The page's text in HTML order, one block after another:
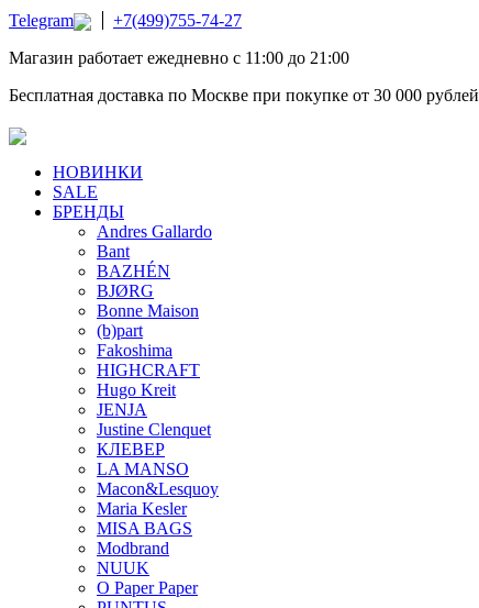
Telegram
+7(499)755-74-27
Магазин работает ежедневно с 11:00 до 21:00
Бесплатная доставка по Москве при покупке от 30 000 рублей
НОВИНКИ
SALE
БРЕНДЫ
Andres Gallardo
Bant
BAZHÉN
BJØRG
Bonne Maison
(b)part
Fakoshima
HIGHCRAFT
Hugo Kreit
JENJA
Justine Clenquet
КЛЕВЕР
LA MANSO
Macon&Lesquoy
Maria Kesler
MISA BAGS
Modbrand
NUUK
O Paper Paper